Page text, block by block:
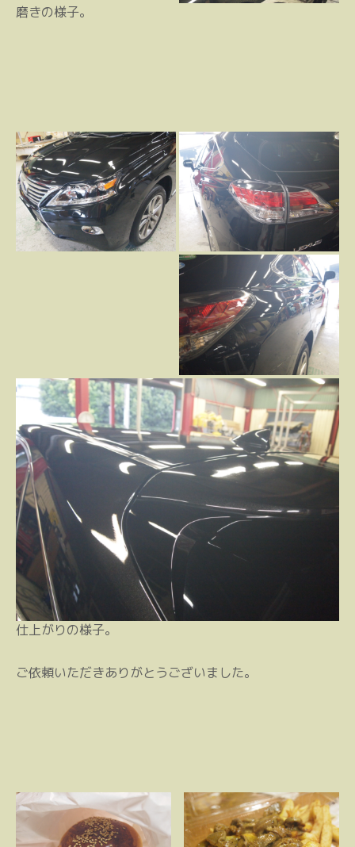
磨きの様子。
仕上がりの様子。
ご依頼いただきありがとうございました。